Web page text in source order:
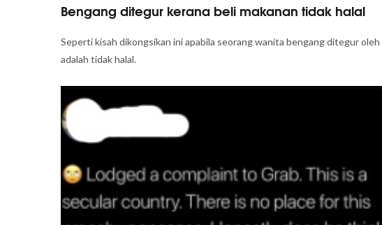
Bengang ditegur kerana beli makanan tidak halal
Seperti kisah dikongsikan ini apabila seorang wanita bengang ditegur oleh
adalah tidak halal.